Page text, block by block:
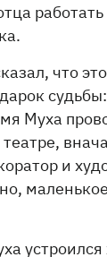
что
судьбы:
Муха
и